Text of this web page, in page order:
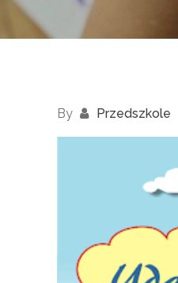
By Przedszkole